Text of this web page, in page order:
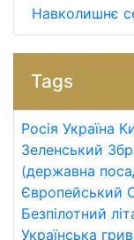
Навколишнє
Tags
Росія Україна
Зеленський
(державна
Європейський
Безпілотний
Українська